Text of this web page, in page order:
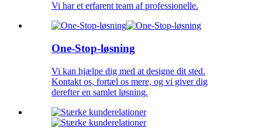
Vi har et erfarent team af professionelle.
One-Stop-løsning
Vi kan hjælpe dig med at designe dit sted.
Kontakt os, fortæl os mere, og vi giver dig
derefter en samlet løsning.